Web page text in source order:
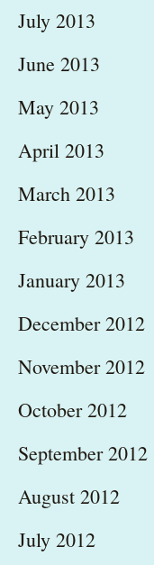
July 2013
June 2013
May 2013
April 2013
March 2013
February 2013
January 2013
December 2012
November 2012
October 2012
September 2012
August 2012
July 2012